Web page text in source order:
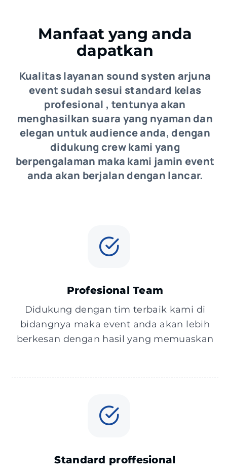
Manfaat yang anda
dapatkan
Kualitas layanan sound systen arjuna
event sudah sesui standard kelas
profesional , tentunya akan
menghasilkan suara yang nyaman dan
elegan untuk audience anda, dengan
didukung crew kami yang
berpengalaman maka kami jamin event
anda akan berjalan dengan lancar.
Profesional Team
Didukung dengan tim terbaik kami di
bidangnya maka event anda akan lebih
berkesan dengan hasil yang memuaskan
Standard proffesional